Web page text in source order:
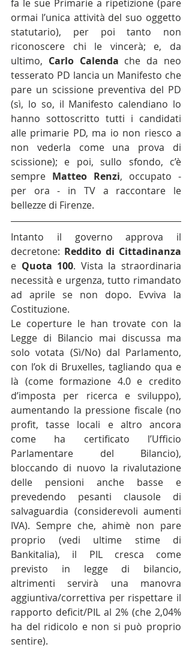
fa le sue Primarie a ripetizione (pare
ormai l’unica attività del suo oggetto
statutario), per poi tanto non
riconoscere chi le vincerà; e, da
ultimo, Carlo Calenda che da neo
tesserato PD lancia un Manifesto che
pare un scissione preventiva del PD
(sì, lo so, il Manifesto calendiano lo
hanno sottoscritto tutti i candidati
alle primarie PD, ma io non riesco a
non vederla come una prova di
scissione); e poi, sullo sfondo, c’è
sempre Matteo Renzi, occupato -
per ora - in TV a raccontare le
bellezze di Firenze.
Intanto il governo approva il
decretone: Reddito di Cittadinanza
e Quota 100. Vista la straordinaria
necessità e urgenza, tutto rimandato
ad aprile se non dopo. Evviva la
Costituzione.
Le coperture le han trovate con la
Legge di Bilancio mai discussa ma
solo votata (Sì/No) dal Parlamento,
con l’ok di Bruxelles, tagliando qua e
là (come formazione 4.0 e credito
d’imposta per ricerca e sviluppo),
aumentando la pressione fiscale (no
profit, tasse locali e altro ancora
come ha certificato l’Ufficio
Parlamentare del Bilancio),
bloccando di nuovo la rivalutazione
delle pensioni anche basse e
prevedendo pesanti clausole di
salvaguardia (considerevoli aumenti
IVA). Sempre che, ahimè non pare
proprio (vedi ultime stime di
Bankitalia), il PIL cresca come
previsto in legge di bilancio,
altrimenti servirà una manovra
aggiuntiva/correttiva per rispettare il
rapporto deficit/PIL al 2% (che 2,04%
ha del ridicolo e non si può proprio
sentire).